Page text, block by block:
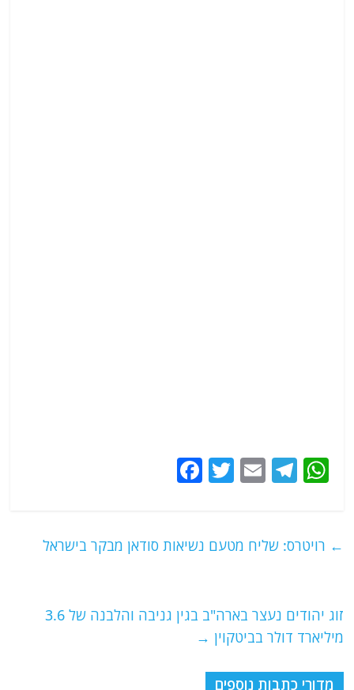
W
h
s
p
T
el
g
E
m
l
T
w
er
e
o
← רויטרס: שליח מטעם נשיאות סודאן מבקר בישראל
זוג יהודים נעצר בארה"ב בגין גניבה והלבנה של 3.6
מיליארד דולר בביטקוין →
מדורי כתבות נוספים